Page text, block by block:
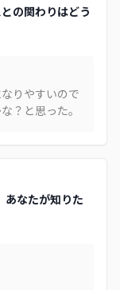
の関わりはどう
りやすいので
？と思った。
あなたが知りた